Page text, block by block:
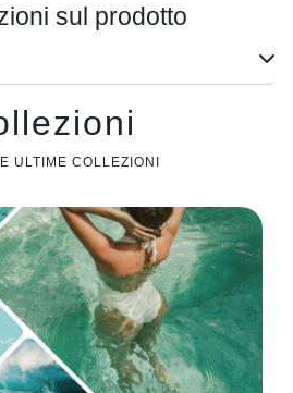
sul prodotto
ULTIME COLLEZIONI